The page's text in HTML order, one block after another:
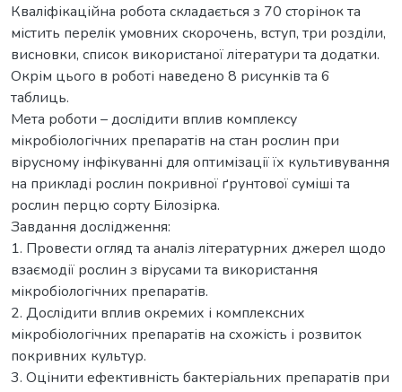
Кваліфікаційна робота складається з 70 сторінок та
містить перелік умовних скорочень, вступ, три розділи,
висновки, список використаної літератури та додатки.
Окрім цього в роботі наведено 8 рисунків та 6
таблиць.
Мета роботи – дослідити вплив комплексу
мікробіологічних препаратів на стан рослин при
вірусному інфікуванні для оптимізації їх культивування
на прикладі рослин покривної ґрунтової суміші та
рослин перцю сорту Білозірка.
Завдання дослідження:
1. Провести огляд та аналіз літературних джерел щодо
взаємодії рослин з вірусами та використання
мікробіологічних препаратів.
2. Дослідити вплив окремих і комплексних
мікробіологічних препаратів на схожість і розвиток
покривних культур.
3. Оцінити ефективність бактеріальних препаратів при